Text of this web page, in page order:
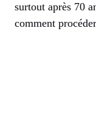
surtout après 70
comment